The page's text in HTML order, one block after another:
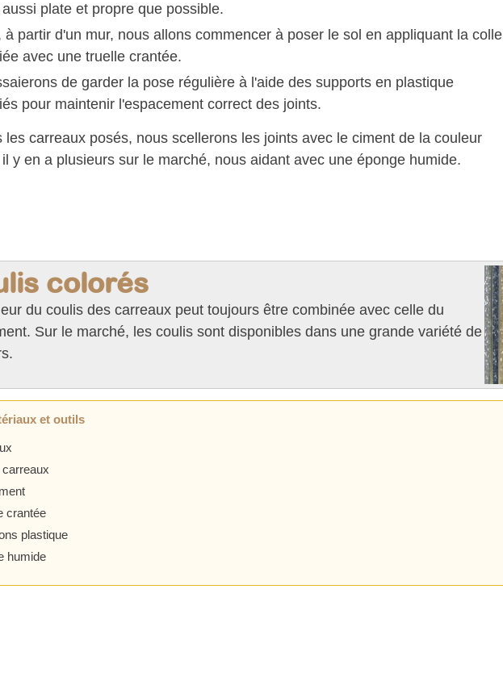
plate et propre que possible.
à partir d'un mur, nous allons commencer à poser le sol en appliquant la colle
avec une truelle crantée.
de garder la pose régulière à l'aide des supports en plastique
pour maintenir l'espacement correct des joints.
les carreaux posés, nous scellerons les joints avec le ciment de la couleur
y en a plusieurs sur le marché, nous aidant avec une éponge humide.
colorés
du coulis des carreaux peut toujours être combinée avec celle du
Sur le marché, les coulis sont disponibles dans une grande variété de
et outils
crantée
plastique
humide